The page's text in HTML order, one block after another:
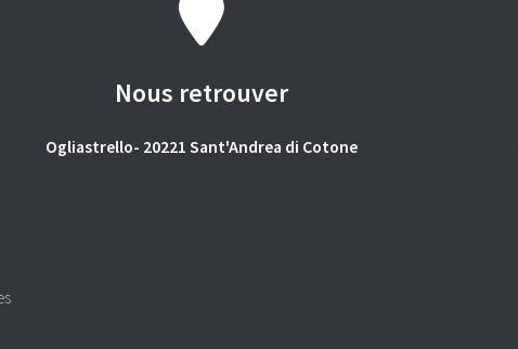
Nous retrouver
Ogliastrello- 20221 Sant'Andrea di Cotone